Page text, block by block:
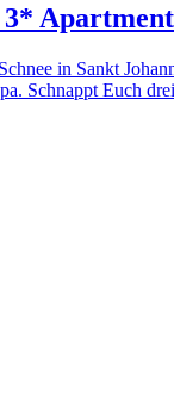
Apartment
in Sankt
Schnappt Euch